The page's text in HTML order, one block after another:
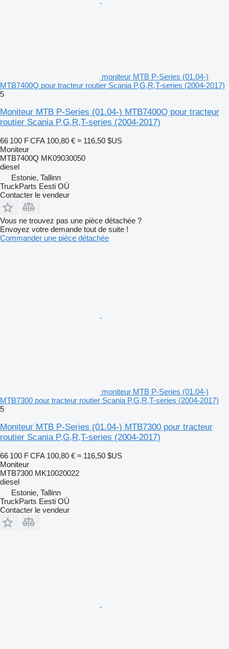
moniteur MTB P-Series (01.04-)
MTB7400Q pour tracteur routier Scania P,G,R,T-series (2004-2017)
5
Moniteur MTB P-Series (01.04-) MTB7400Q pour tracteur
routier Scania P,G,R,T-series (2004-2017)
66 100 F CFA 100,80 € ≈ 116,50 $US
Moniteur
MTB7400Q MK09030050
diesel
Estonie, Tallinn
TruckParts Eesti OÜ
Contacter le vendeur
Vous ne trouvez pas une pièce détachée ?
Envoyez votre demande tout de suite !
Commander une pièce détachée
moniteur MTB P-Series (01.04-)
MTB7300 pour tracteur routier Scania P,G,R,T-series (2004-2017)
5
Moniteur MTB P-Series (01.04-) MTB7300 pour tracteur
routier Scania P,G,R,T-series (2004-2017)
66 100 F CFA 100,80 € ≈ 116,50 $US
Moniteur
MTB7300 MK10020022
diesel
Estonie, Tallinn
TruckParts Eesti OÜ
Contacter le vendeur